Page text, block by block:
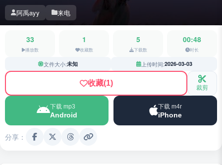
阿禹ayy 来电
33
播放数
1
收藏数
5
下载数
00:48
时长
文件大小:未知 上传时间:2026-03-03
收藏(1) 裁剪
下载 mp3
Android
下载 m4r
iPhone
分享：